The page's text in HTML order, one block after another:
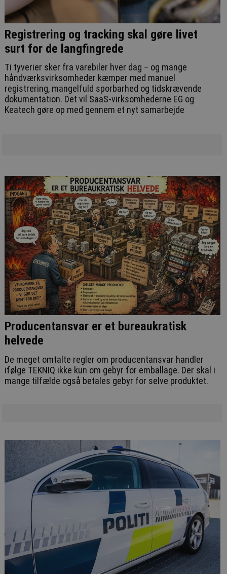
Registrering og tracking skal gøre livet
surt for de langfingrede
Ti tyverier sker fra varebiler hver dag – og mange
håndværksvirksomheder kæmper med manuel
registrering, mangelfuld sporbarhed og tidskrævende
dokumentation. Det vil SaaS-virksomhederne EG og
Keatech gøre op med gennem et nyt samarbejde
Producentansvar er et bureaukratisk
helvede
De meget omtalte regler om producentansvar handler
ifølge TEKNIQ ikke kun om gebyr for emballage. Der skal i
mange tilfælde også betales gebyr for selve produktet.